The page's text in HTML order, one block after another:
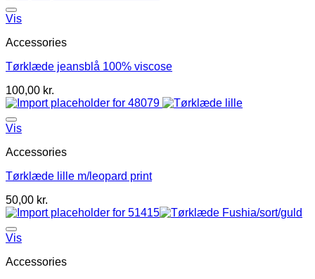
Vis
Accessories
Tørklæde jeansblå 100% viscose
100,00 kr.
Vis
Accessories
Tørklæde lille m/leopard print
50,00 kr.
Vis
Accessories